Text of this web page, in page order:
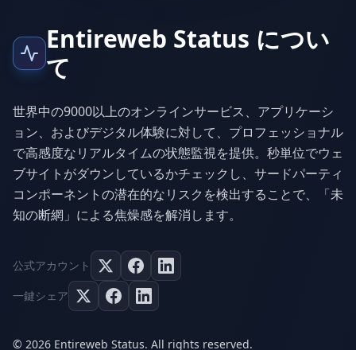
Entireweb Status につい
て
世界中の9000以上のオンラインサービス、アプリケーシ
ョン、およびデジタル体験に対して、プロフェッショナル
で高感度なリアルタイムの状態監視を提供。秒単位でウェ
ブサイトがダウンしているかチェックし、サードパーティ
コンポーネントの潜在的なリスクを検出することで、「未
知の断網」による焦燥感を解消します。
公式アカウント
一鍵シェア
© 2026 Entireweb Status. All rights reserved.